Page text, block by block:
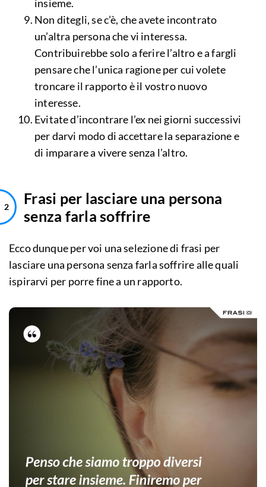
insieme.
Non ditegli, se c’è, che avete incontrato
un’altra persona che vi interessa.
Contribuirebbe solo a ferire l’altro e a fargli
pensare che l’unica ragione per cui volete
troncare il rapporto è il vostro nuovo
interesse.
Evitate d’incontrare l’ex nei giorni successivi
per darvi modo di accettare la separazione e
di imparare a vivere senza l’altro.
Frasi per lasciare una persona
senza farla soffrire
Ecco dunque per voi una selezione di frasi per
lasciare una persona senza farla soffrire alle quali
ispirarvi per porre fine a un rapporto.